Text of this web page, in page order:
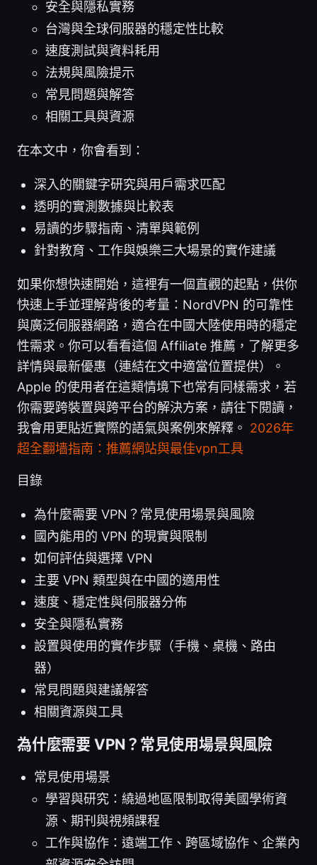
安全與隱私實務
台灣與全球伺服器的穩定性比較
速度測試與資料耗用
法規與風險提示
常見問題與解答
相關工具與資源
在本文中，你會看到：
深入的關鍵字研究與用戶需求匹配
透明的實測數據與比較表
易讀的步驟指南、清單與範例
針對教育、工作與娛樂三大場景的實作建議
如果你想快速開始，這裡有一個直觀的起點，供你
快速上手並理解背後的考量：NordVPN 的可靠性
與廣泛伺服器網路，適合在中國大陸使用時的穩定
性需求。你可以看看這個 Affiliate 推薦，了解更多
詳情與最新優惠（連結在文中適當位置提供）。
Apple 的使用者在這類情境下也常有同樣需求，若
你需要跨裝置與跨平台的解決方案，請往下閱讀，
我會用更貼近實際的語氣與案例來解釋。 2026年
超全翻墙指南：推薦網站與最佳vpn工具
目錄
為什麼需要 VPN？常見使用場景與風險
國內能用的 VPN 的現實與限制
如何評估與選擇 VPN
主要 VPN 類型與在中國的適用性
速度、穩定性與伺服器分佈
安全與隱私實務
設置與使用的實作步驟（手機、桌機、路由
器）
常見問題與建議解答
相關資源與工具
為什麼需要 VPN？常見使用場景與風險
常見使用場景
學習與研究：繞過地區限制取得美國學術資
源、期刊與視頻課程
工作與協作：遠端工作、跨區域協作、企業內